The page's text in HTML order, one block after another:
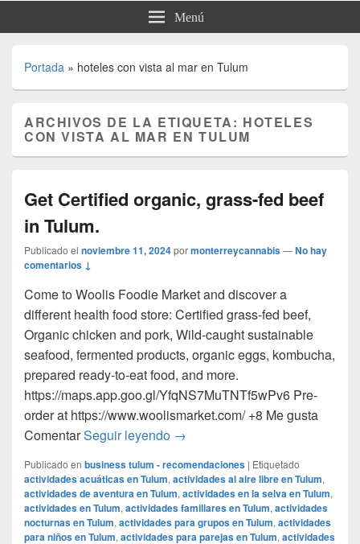
Menú
Portada » hoteles con vista al mar en Tulum
ARCHIVOS DE LA ETIQUETA: HOTELES
CON VISTA AL MAR EN TULUM
Get Certified organic, grass-fed beef
in Tulum.
Publicado el noviembre 11, 2024pormonterreycannabis—No hay
comentarios ↓
Come to Woolis Foodie Market and discover a
different health food store: Certified grass-fed beef,
Organic chicken and pork, Wild-caught sustainable
seafood, fermented products, organic eggs, kombucha,
prepared ready-to-eat food, and more.
https://maps.app.goo.gl/YfqNS7MuTNTf5wPv6 Pre-
order at https://www.woolismarket.com/ +8 Me gusta
ComentarSeguir leyendo Get Certified organic, grass-fed
→
Publicado en business tulum - recomendaciones | Etiquetado
actividades acuáticas en Tulum, actividades al aire libre en Tulum,
actividades de aventura en Tulum, actividades en la selva en Tulum,
actividades en Tulum, actividades familiares en Tulum, actividades
nocturnas en Tulum, actividades para grupos en Tulum, actividades
para niños en Tulum, actividades para parejas en Tulum, actividades